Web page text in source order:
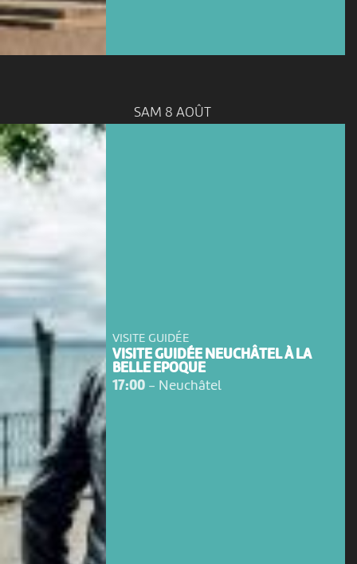
SAM 8 AOÛT
VISITE GUIDÉE
VISITE GUIDÉE NEUCHÂTEL À LA
BELLE EPOQUE
17:00- Neuchâtel